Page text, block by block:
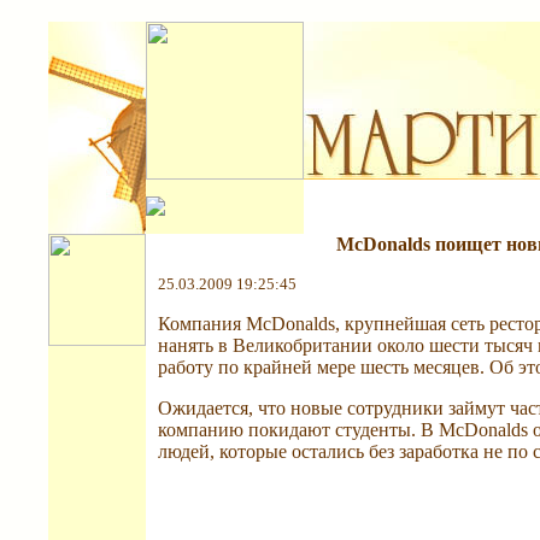
McDonalds поищет
25.03.2009 19:25:45
Компания McDonalds, крупнейшая сеть
нанять в Великобритании около шести
работу по крайней мере шесть месяцев. Об
Ожидается, что новые сотрудники займут
компанию покидают студенты. В McDonalds
людей, которые остались без заработка не по